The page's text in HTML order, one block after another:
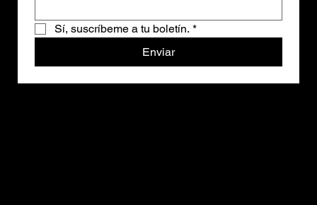
Sí, suscríbeme a tu boletín. *
Enviar